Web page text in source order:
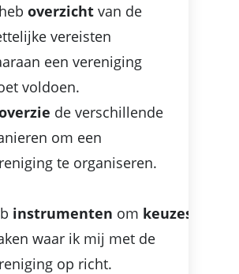
overzicht van de
vereisten
een vereniging
voldoen.
de verschillende
om een
te organiseren.
instrumenten om keuzes
waar ik mij met de
op richt.